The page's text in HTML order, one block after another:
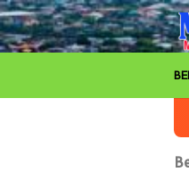
Loncat
ke
konten